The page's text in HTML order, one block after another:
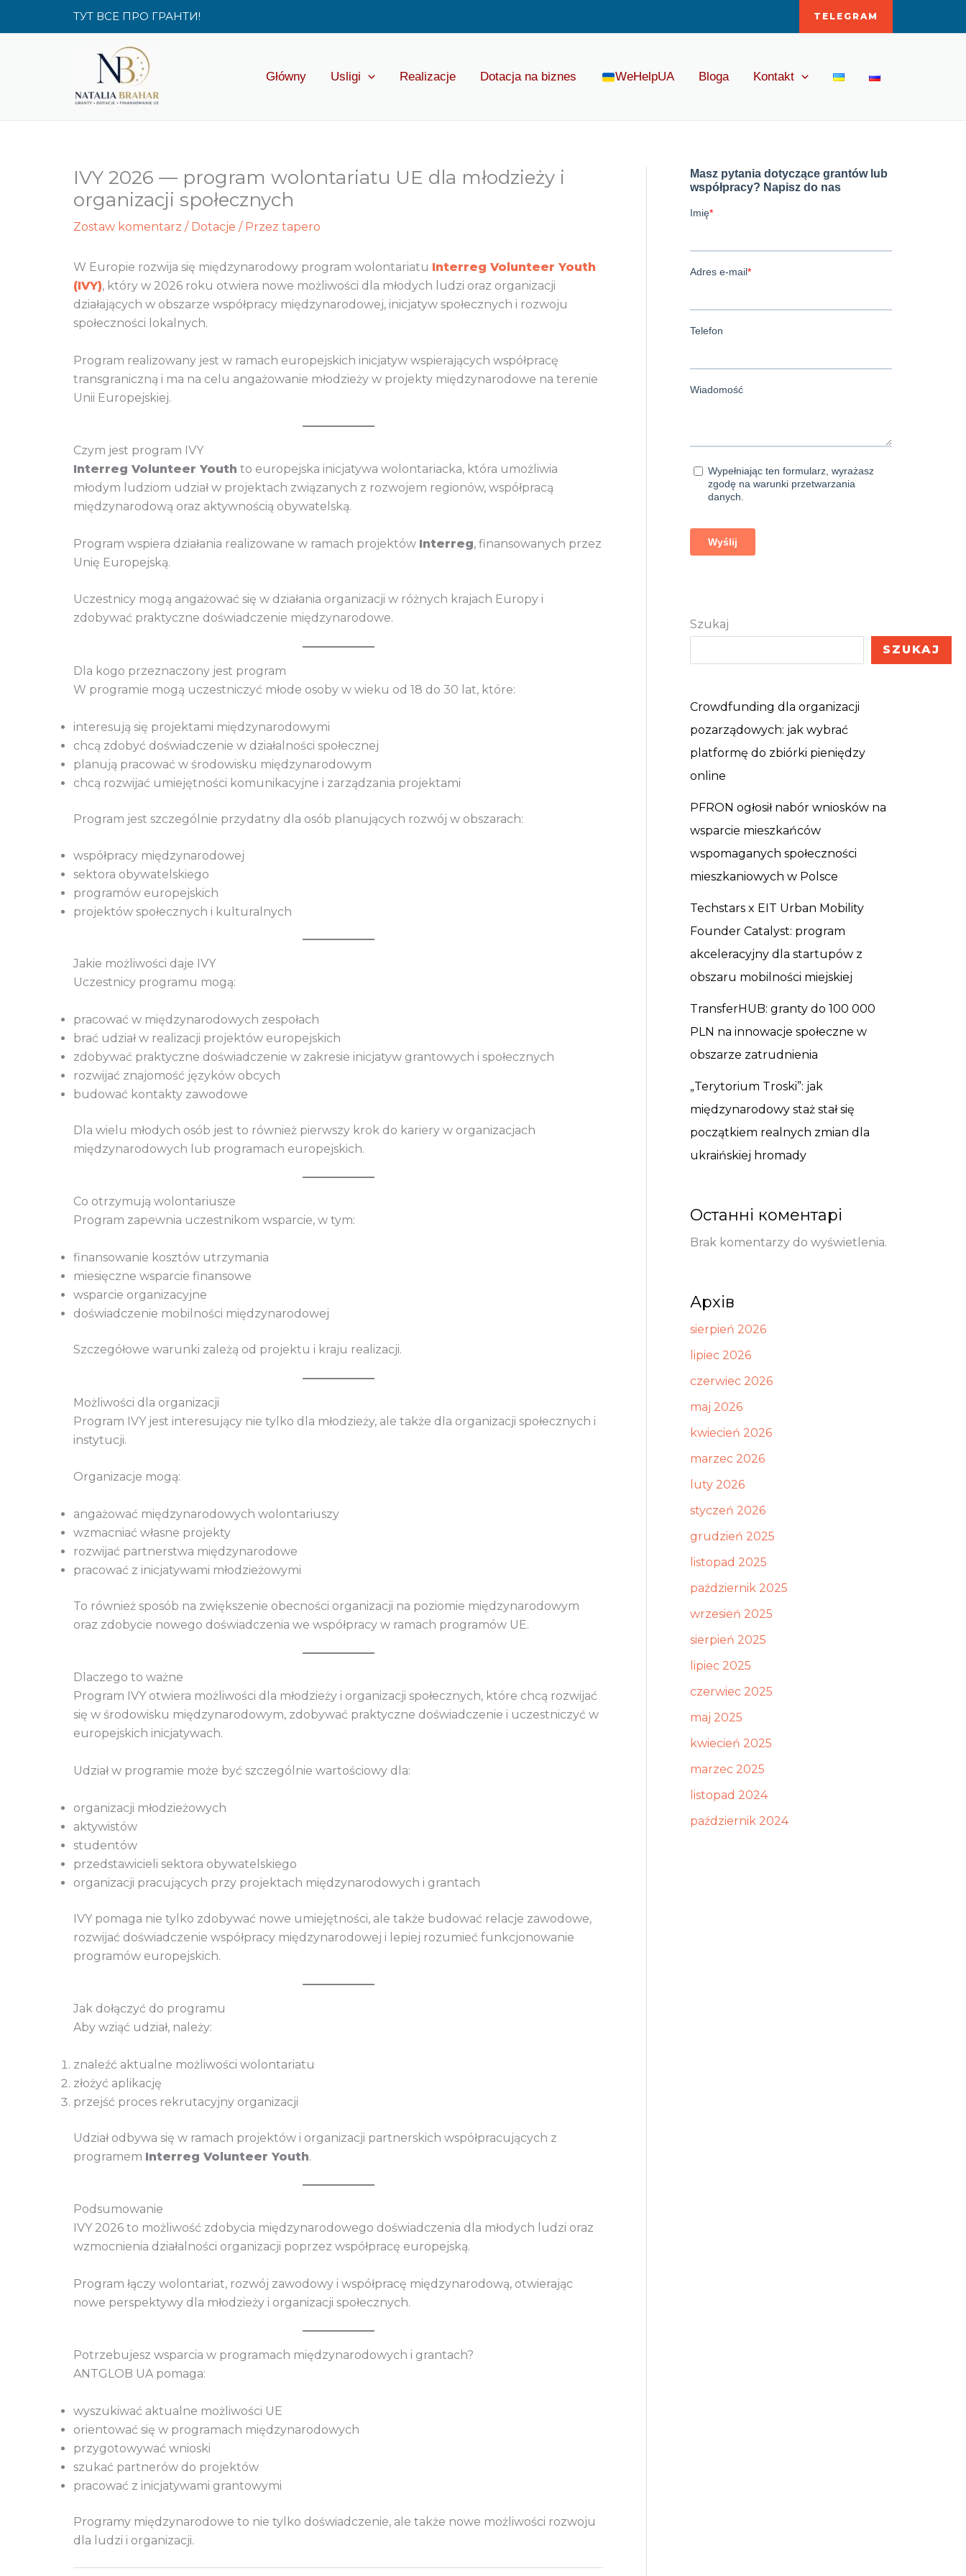
ТУТ ВСЕ ПРО ГРАНТИ! TELEGRAM
Główny Usligi Realizacje Dotacja na biznes WeHelpUA Bloga Kontakt
IVY 2026 — program wolontariatu UE dla młodzieży i
organizacji społecznych
Zostaw komentarz / Dotacje / Przez tapero
W Europie rozwija się międzynarodowy program wolontariatu Interreg Volunteer Youth
(IVY), który w 2026 roku otwiera nowe możliwości dla młodych ludzi oraz organizacji
działających w obszarze współpracy międzynarodowej, inicjatyw społecznych i rozwoju
społeczności lokalnych.
Program realizowany jest w ramach europejskich inicjatyw wspierających współpracę
transgraniczną i ma na celu angażowanie młodzieży w projekty międzynarodowe na terenie
Unii Europejskiej.
Czym jest program IVY
Interreg Volunteer Youth to europejska inicjatywa wolontariacka, która umożliwia
młodym ludziom udział w projektach związanych z rozwojem regionów, współpracą
międzynarodową oraz aktywnością obywatelską.
Program wspiera działania realizowane w ramach projektów Interreg, finansowanych przez
Unię Europejską.
Uczestnicy mogą angażować się w działania organizacji w różnych krajach Europy i
zdobywać praktyczne doświadczenie międzynarodowe.
Dla kogo przeznaczony jest program
W programie mogą uczestniczyć młode osoby w wieku od 18 do 30 lat, które:
interesują się projektami międzynarodowymi
chcą zdobyć doświadczenie w działalności społecznej
planują pracować w środowisku międzynarodowym
chcą rozwijać umiejętności komunikacyjne i zarządzania projektami
Program jest szczególnie przydatny dla osób planujących rozwój w obszarach:
współpracy międzynarodowej
sektora obywatelskiego
programów europejskich
projektów społecznych i kulturalnych
Jakie możliwości daje IVY
Uczestnicy programu mogą:
pracować w międzynarodowych zespołach
brać udział w realizacji projektów europejskich
zdobywać praktyczne doświadczenie w zakresie inicjatyw grantowych i społecznych
rozwijać znajomość języków obcych
budować kontakty zawodowe
Dla wielu młodych osób jest to również pierwszy krok do kariery w organizacjach
międzynarodowych lub programach europejskich.
Co otrzymują wolontariusze
Program zapewnia uczestnikom wsparcie, w tym:
finansowanie kosztów utrzymania
miesięczne wsparcie finansowe
wsparcie organizacyjne
doświadczenie mobilności międzynarodowej
Szczegółowe warunki zależą od projektu i kraju realizacji.
Możliwości dla organizacji
Program IVY jest interesujący nie tylko dla młodzieży, ale także dla organizacji społecznych i
instytucji.
Organizacje mogą:
angażować międzynarodowych wolontariuszy
wzmacniać własne projekty
rozwijać partnerstwa międzynarodowe
pracować z inicjatywami młodzieżowymi
To również sposób na zwiększenie obecności organizacji na poziomie międzynarodowym
oraz zdobycie nowego doświadczenia we współpracy w ramach programów UE.
Dlaczego to ważne
Program IVY otwiera możliwości dla młodzieży i organizacji społecznych, które chcą rozwijać
się w środowisku międzynarodowym, zdobywać praktyczne doświadczenie i uczestniczyć w
europejskich inicjatywach.
Udział w programie może być szczególnie wartościowy dla:
organizacji młodzieżowych
aktywistów
studentów
przedstawicieli sektora obywatelskiego
organizacji pracujących przy projektach międzynarodowych i grantach
IVY pomaga nie tylko zdobywać nowe umiejętności, ale także budować relacje zawodowe,
rozwijać doświadczenie współpracy międzynarodowej i lepiej rozumieć funkcjonowanie
programów europejskich.
Jak dołączyć do programu
Aby wziąć udział, należy:
znaleźć aktualne możliwości wolontariatu
złożyć aplikację
przejść proces rekrutacyjny organizacji
Udział odbywa się w ramach projektów i organizacji partnerskich współpracujących z
programem Interreg Volunteer Youth.
Podsumowanie
IVY 2026 to możliwość zdobycia międzynarodowego doświadczenia dla młodych ludzi oraz
wzmocnienia działalności organizacji poprzez współpracę europejską.
Program łączy wolontariat, rozwój zawodowy i współpracę międzynarodową, otwierając
nowe perspektywy dla młodzieży i organizacji społecznych.
Potrzebujesz wsparcia w programach międzynarodowych i grantach?
ANTGLOB UA pomaga:
wyszukiwać aktualne możliwości UE
orientować się w programach międzynarodowych
przygotowywać wnioski
szukać partnerów do projektów
pracować z inicjatywami grantowymi
Programy międzynarodowe to nie tylko doświadczenie, ale także nowe możliwości rozwoju
dla ludzi i organizacji.
Szukaj
SZUKAJ
Crowdfunding dla organizacji
pozarządowych: jak wybrać
platformę do zbiórki pieniędzy
online
PFRON ogłosił nabór wniosków na
wsparcie mieszkańców
wspomaganych społeczności
mieszkaniowych w Polsce
Techstars x EIT Urban Mobility
Founder Catalyst: program
akceleracyjny dla startupów z
obszaru mobilności miejskiej
TransferHUB: granty do 100 000
PLN na innowacje społeczne w
obszarze zatrudnienia
„Terytorium Troski”: jak
międzynarodowy staż stał się
początkiem realnych zmian dla
ukraińskiej hromady
Останні коментарі
Brak komentarzy do wyświetlenia.
Архів
sierpień 2026
lipiec 2026
czerwiec 2026
maj 2026
kwiecień 2026
marzec 2026
luty 2026
styczeń 2026
grudzień 2025
listopad 2025
październik 2025
wrzesień 2025
sierpień 2025
lipiec 2025
czerwiec 2025
maj 2025
kwiecień 2025
marzec 2025
listopad 2024
październik 2024